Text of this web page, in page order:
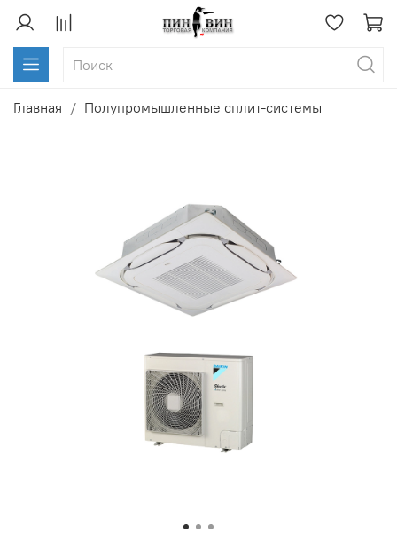
Главная Полупромышленные сплит-системы